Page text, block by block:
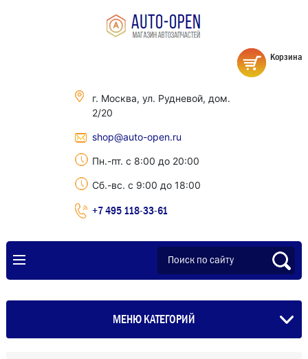
г. Москва, ул. Рудневой, дом.
2/20
shop@auto-open.ru
Пн.-пт. с 8:00 до 20:00
Сб.-вс. с 9:00 до 18:00
+7 495 118-33-61
Корзина
МЕНЮ КАТЕГОРИЙ